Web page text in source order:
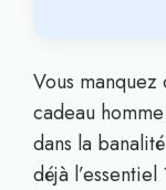
Vous
cadeau
dans la
déjà